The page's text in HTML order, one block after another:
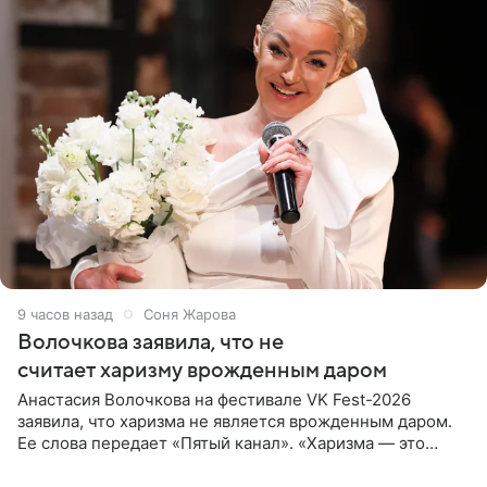
9 часов назад Соня Жарова
Волочкова заявила, что не
считает харизму врожденным даром
Анастасия Волочкова на фестивале VK Fest-2026
заявила, что харизма не является врожденным даром.
Ее слова передает «Пятый канал». «Харизма — это